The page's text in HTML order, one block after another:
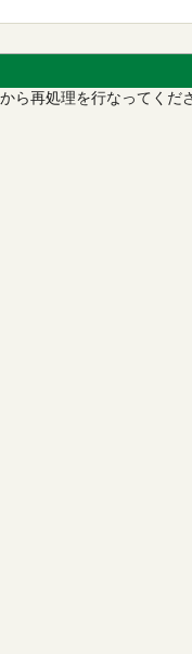
ら再処理を行なってくだ